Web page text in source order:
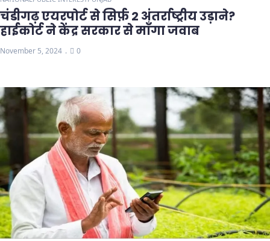
चंडीगढ़ एयरपोर्ट से सिर्फ़ 2 अंतर्राष्ट्रीय उड़ाने?
हाईकोर्ट ने केंद्र सरकार से माँगा जवाब
November 5, 2024 0